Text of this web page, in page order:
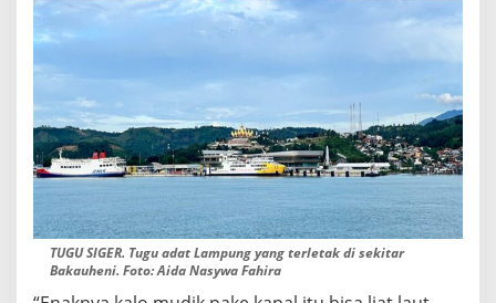
TUGU SIGER. Tugu adat Lampung yang terletak di sekitar
Bakauheni. Foto: Aida Nasywa Fahira